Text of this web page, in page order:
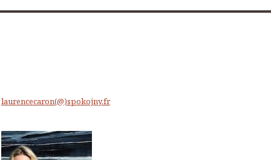
laurencecaron(@)spokojny.fr